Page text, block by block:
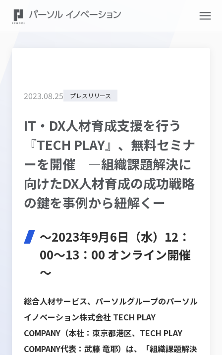
2023.08.25 プレスリリース
IT・DX人材育成支援を行う
『TECH PLAY』、無料セミナ
ーを開催 ―組織課題解決に
向けたDX人材育成の成功戦略
の鍵を事例から紐解くー
～2023年9月6日（水）12：
00～13：00 オンライン開催
～
総合人材サービス、パーソルグループのパーソル
イノベーション株式会社 TECH PLAY
COMPANY（本社：東京都港区、TECH PLAY
COMPANY代表：武藤 竜耶）は、「組織課題解決